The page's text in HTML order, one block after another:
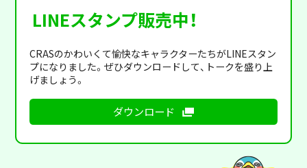
LINEスタンプ販売中！
CRASのかわいくて愉快なキャラクターたちがLINEスタン
プになりました。ぜひダウンロードして、トークを盛り上
げましょう。
ダウンロード